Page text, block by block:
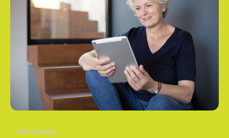
Themenseite